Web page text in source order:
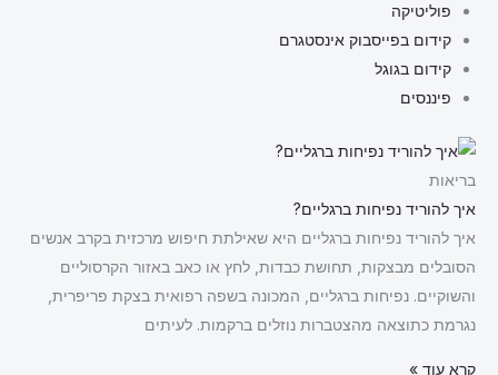
פוליטיקה
קידום בפייסבוק אינסטגרם
קידום בגוגל
פיננסים
בריאות
איך להוריד נפיחות ברגליים?
איך להוריד נפיחות ברגליים היא שאילתת חיפוש מרכזית בקרב אנשים
הסובלים מבצקות, תחושת כבדות, לחץ או כאב באזור הקרסוליים
והשוקיים. נפיחות ברגליים, המכונה בשפה רפואית בצקת פריפרית,
נגרמת כתוצאה מהצטברות נוזלים ברקמות. לעיתים
קרא עוד »